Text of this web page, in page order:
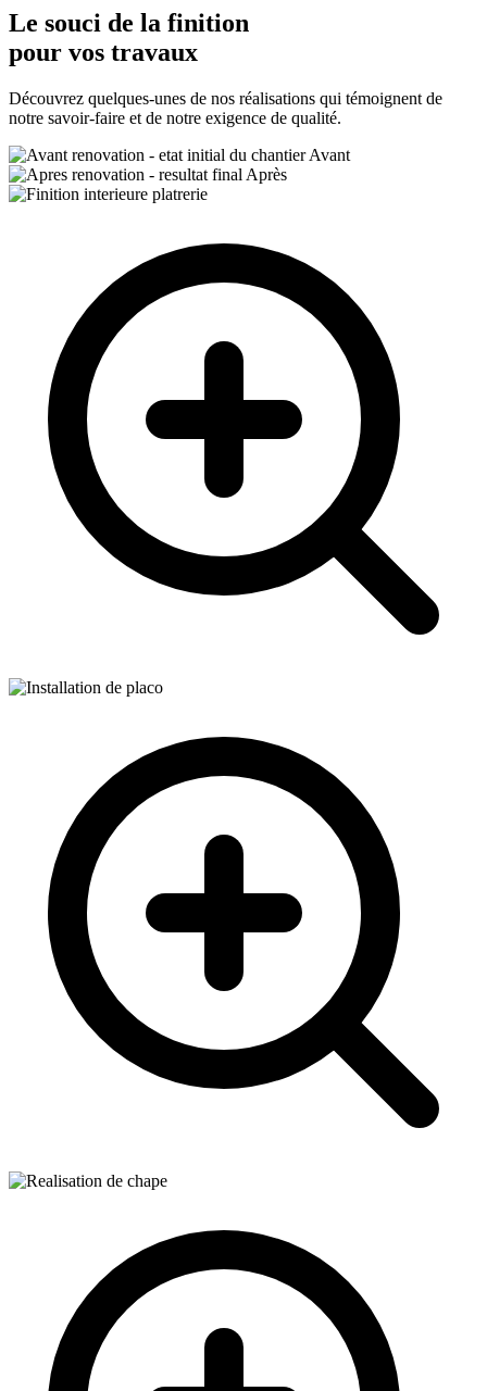
Le souci de la finition
pour vos travaux
Découvrez quelques-unes de nos réalisations qui témoignent de
notre savoir-faire et de notre exigence de qualité.
Avant
Après